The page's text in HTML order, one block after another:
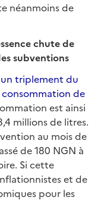
néanmoins de
chute de
subventions
un triplement du
de
est ainsi
millions de litres.
au mois de
de 180 NGN à
Si cette
et de
pour les